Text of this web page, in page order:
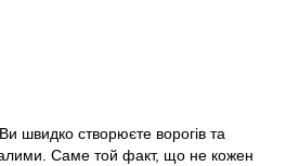
швидко створюєте ворогів та
Саме той факт, що не кожен